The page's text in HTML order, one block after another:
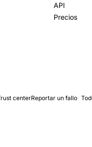
API
Precios
centerReportar un fallo